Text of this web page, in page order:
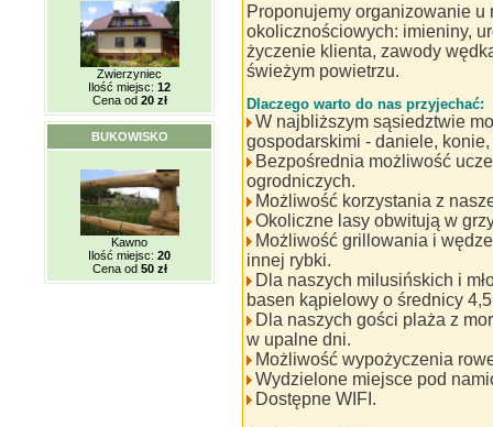
Zwierzyniec
Ilość miejsc: 12
Cena od 20 zł
BUKOWISKO
Kawno
Ilość miejsc: 20
Cena od 50 zł
Proponujemy organizowanie
okolicznościowych: imieniny,
życzenie klienta, zawody
świeżym powietrzu.
Dlaczego warto do nas przyjechać:
W najbliższym sąsiedztwie
gospodarskimi - daniele,
Bezpośrednia możliwość
ogrodniczych.
Możliwość korzystania z
Okoliczne lasy obwitują w
Możliwość grillowania i
innej rybki.
Dla naszych milusińskich i
basen kąpielowy o średnicy
Dla naszych gości plaża z
w upalne dni.
Możliwość wypożyczenia
Wydzielone miejsce pod
Dostępne WIFI.